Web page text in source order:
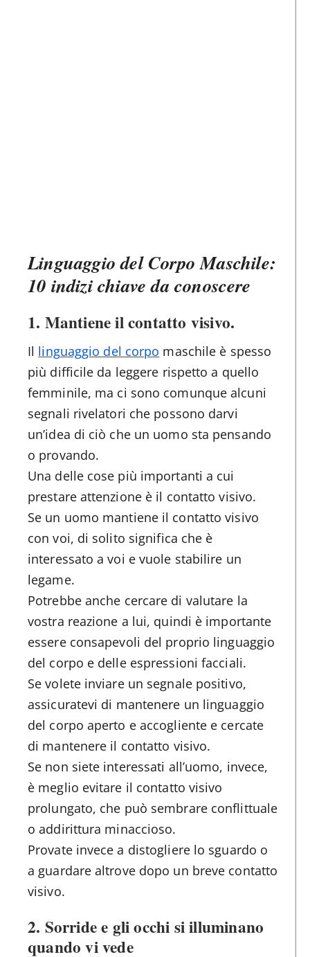
Linguaggio del Corpo Maschile:
10 indizi chiave da conoscere
1. Mantiene il contatto visivo.
Il linguaggio del corpo maschile è spesso
più difficile da leggere rispetto a quello
femminile, ma ci sono comunque alcuni
segnali rivelatori che possono darvi
un’idea di ciò che un uomo sta pensando
o provando.
Una delle cose più importanti a cui
prestare attenzione è il contatto visivo.
Se un uomo mantiene il contatto visivo
con voi, di solito significa che è
interessato a voi e vuole stabilire un
legame.
Potrebbe anche cercare di valutare la
vostra reazione a lui, quindi è importante
essere consapevoli del proprio linguaggio
del corpo e delle espressioni facciali.
Se volete inviare un segnale positivo,
assicuratevi di mantenere un linguaggio
del corpo aperto e accogliente e cercate
di mantenere il contatto visivo.
Se non siete interessati all’uomo, invece,
è meglio evitare il contatto visivo
prolungato, che può sembrare conflittuale
o addirittura minaccioso.
Provate invece a distogliere lo sguardo o
a guardare altrove dopo un breve contatto
visivo.
2. Sorride e gli occhi si illuminano
quando vi vede